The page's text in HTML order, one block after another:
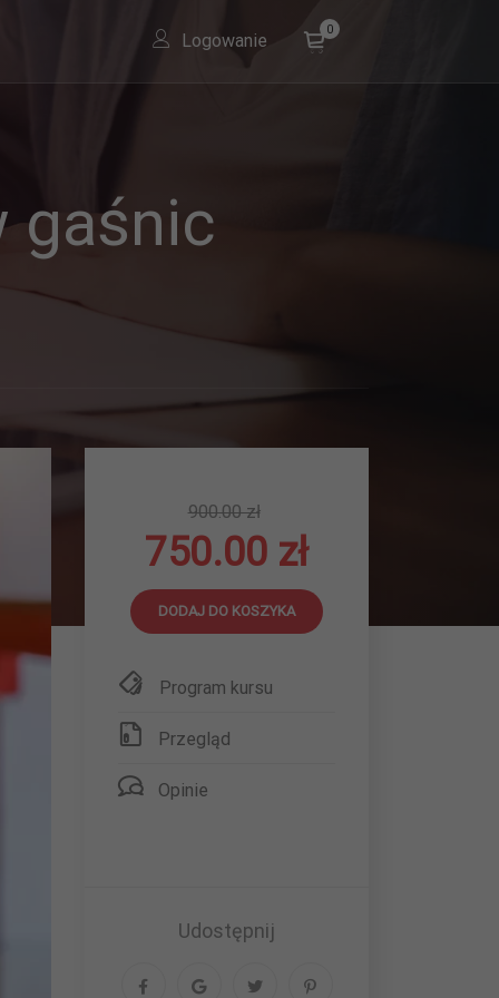
Logowanie 0
gaśnic
900.00 zł
750.00 zł
DODAJ DO KOSZYKA
Program kursu
Przegląd
Opinie
Udostępnij